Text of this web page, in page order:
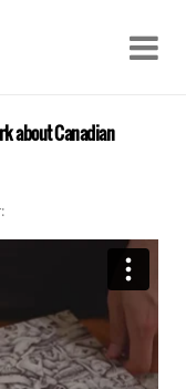
about Canadian